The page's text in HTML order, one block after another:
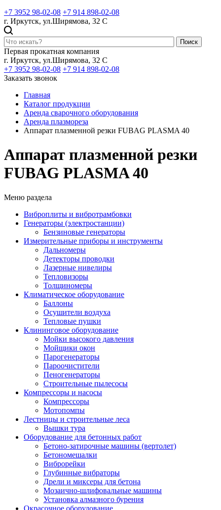
+7 3952 98-02-08 +7 914 898-02-08
г. Иркутск, ул.Ширямова, 32 С
Поиск
Первая прокатная компания
г. Иркутск, ул.Ширямова, 32 С
+7 3952 98-02-08 +7 914 898-02-08
Заказать звонок
Главная
Каталог продукции
Аренда сварочного оборудования
Аренда плазмореза
Аппарат плазменной резки FUBAG PLASMA 40
Аппарат плазменной резки
FUBAG PLASMA 40
Меню раздела
Виброплиты и вибротрамбовки
Генераторы (электростанции)
Бензиновые генераторы
Измерительные приборы и инструменты
Дальномеры
Детекторы проводки
Лазерные нивелиры
Тепловизоры
Толщиномеры
Климатическое оборудование
Баллоны
Осушители воздуха
Тепловые пушки
Клининговое оборудование
Мойки высокого давления
Мойщики окон
Парогенераторы
Пароочистители
Пеногенераторы
Строительные пылесосы
Компрессоры и насосы
Компрессоры
Мотопомпы
Лестницы и строительные леса
Вышки тура
Оборудование для бетонных работ
Бетоно-затирочные машины (вертолет)
Бетономешалки
Виброрейки
Глубинные вибраторы
Дрели и миксеры для бетона
Мозаично-шлифовальные машины
Установка алмазного бурения
Окрасочное оборудование